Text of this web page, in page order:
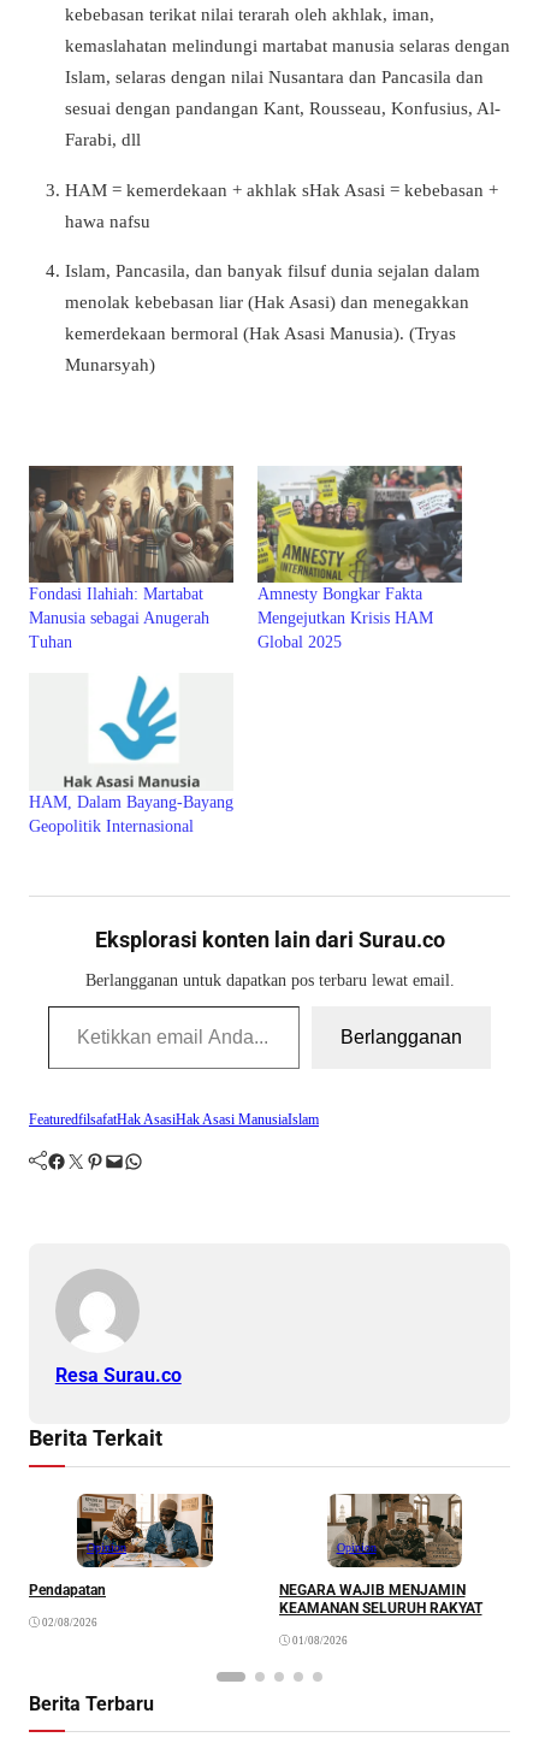
kebebasan terikat nilai terarah oleh akhlak, iman,
kemaslahatan melindungi martabat manusia selaras dengan
Islam, selaras dengan nilai Nusantara dan Pancasila dan
sesuai dengan pandangan Kant, Rousseau, Konfusius, Al-
Farabi, dll
HAM = kemerdekaan + akhlak sHak Asasi = kebebasan +
hawa nafsu
Islam, Pancasila, dan banyak filsuf dunia sejalan dalam
menolak kebebasan liar (Hak Asasi) dan menegakkan
kemerdekaan bermoral (Hak Asasi Manusia). (Tryas
Munarsyah)
Fondasi Ilahiah: Martabat
Manusia sebagai Anugerah
Tuhan
Amnesty Bongkar Fakta
Mengejutkan Krisis HAM
Global 2025
HAM, Dalam Bayang-Bayang
Geopolitik Internasional
Eksplorasi konten lain dari Surau.co
Berlangganan untuk dapatkan pos terbaru lewat email.
Ketikkan email Anda...
Berlangganan
FeaturedfilsafatHak AsasiHak Asasi ManusiaIslam
Facebook Twitter Pinterest Mail WhatsApp
Resa Surau.co
Berita Terkait
Opinion
Pendapatan
02/08/2026
Opinion
NEGARA WAJIB MENJAMIN
KEAMANAN SELURUH RAKYAT
01/08/2026
Berita Terbaru